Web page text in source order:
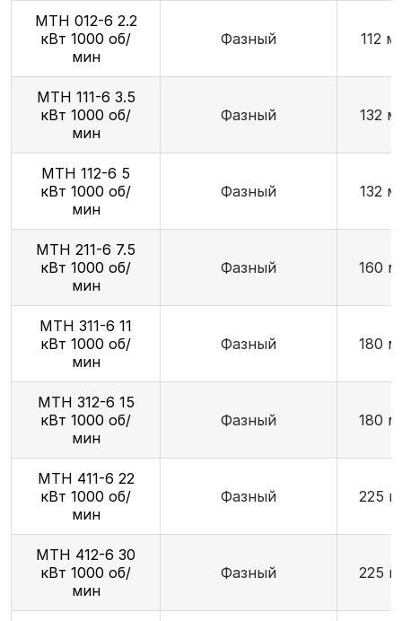
МТН 012-6 2.2
кВт 1000 об/
мин
Фазный 112
МТН 111-6 3.5
кВт 1000 об/
мин
Фазный 132
МТН 112-6 5
кВт 1000 об/
мин
Фазный 132
МТН 211-6 7.5
кВт 1000 об/
мин
Фазный 160
МТН 311-6 11
кВт 1000 об/
мин
Фазный 180
МТН 312-6 15
кВт 1000 об/
мин
Фазный 180
МТН 411-6 22
кВт 1000 об/
мин
Фазный 225
МТН 412-6 30
кВт 1000 об/
мин
Фазный 225